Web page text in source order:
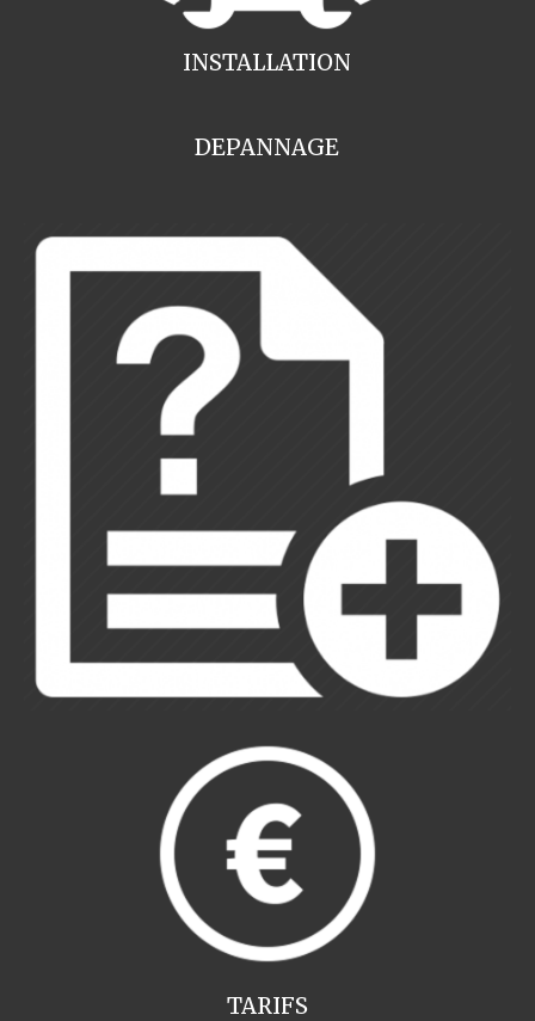
INSTALLATION
DEPANNAGE
TARIFS